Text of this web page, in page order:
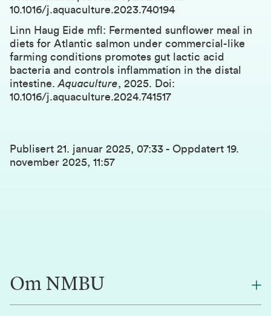
10.1016/j.aquaculture.2023.740194
Linn Haug Eide mfl: Fermented sunflower meal in
diets for Atlantic salmon under commercial-like
farming conditions promotes gut lactic acid
bacteria and controls inflammation in the distal
intestine.Aquaculture, 2025. Doi:
10.1016/j.aquaculture.2024.741517
Publisert 21. januar 2025, 07:33 - Oppdatert 19.
november 2025, 11:57
Om NMBU